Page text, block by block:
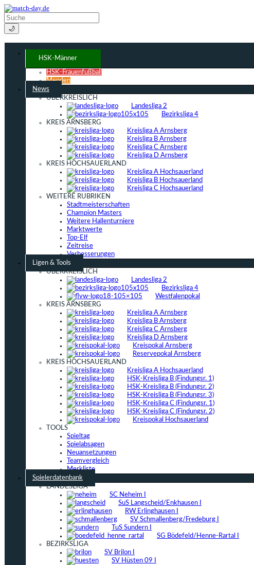
🌙
HSK-Männer
HSK-Frauenfußball
Menden
News
ÜBERKREISLICH
Landesliga 2
Bezirksliga 4
KREIS ARNSBERG
Kreisliga A Arnsberg
Kreisliga B Arnsberg
Kreisliga C Arnsberg
Kreisliga D Arnsberg
KREIS HOCHSAUERLAND
Kreisliga A Hochsauerland
Kreisliga B Hochsauerland
Kreisliga C Hochsauerland
WEITERE RUBRIKEN
Stadtmeisterschaften
Champion Masters
Weitere Hallenturniere
Marktwerte
Top-Elf
Zeitreise
Verbesserungen
Ligen & Tools
ÜBERKREISLICH
Landesliga 2
Bezirksliga 4
Westfalenpokal
KREIS ARNSBERG
Kreisliga A Arnsberg
Kreisliga B Arnsberg
Kreisliga C Arnsberg
Kreisliga D Arnsberg
Kreispokal Arnsberg
Reservepokal Arnsberg
KREIS HOCHSAUERLAND
Kreisliga A Hochsauerland
HSK-Kreisliga B (Findungsr. 1)
HSK-Kreisliga B (Findungsr. 2)
HSK-Kreisliga B (Findungsr. 3)
HSK-Kreisliga C (Findungsr. 1)
HSK-Kreisliga C (Findungsr. 2)
Kreispokal Hochsauerland
TOOLS
Spieltag
Spielabsagen
Neuansetzungen
Teamvergleich
Merkliste
Spielerdatenbank
LANDESLIGA
SC Neheim I
SuS Langscheid/Enkhausen I
RW Erlinghausen I
SV Schmallenberg/Fredeburg I
TuS Sundern I
SG Bödefeld/Henne-Rartal I
BEZIRKSLIGA
SV Brilon I
SV Hüsten 09 I